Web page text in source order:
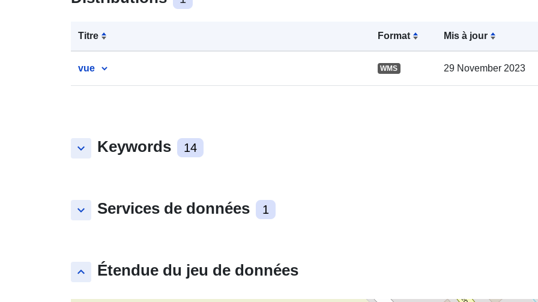
Titre Format Mis à jour
vue WMS 29 November 2023
keyboard_arrow_down Keywords 14
keyboard_arrow_down Services de données 1
keyboard_arrow_up Étendue du jeu de données
spatial: